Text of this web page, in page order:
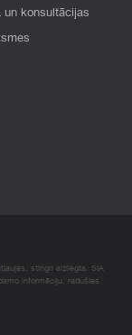
un konsultācijas
stingri aizliegta. SIA
informāciju, radušies